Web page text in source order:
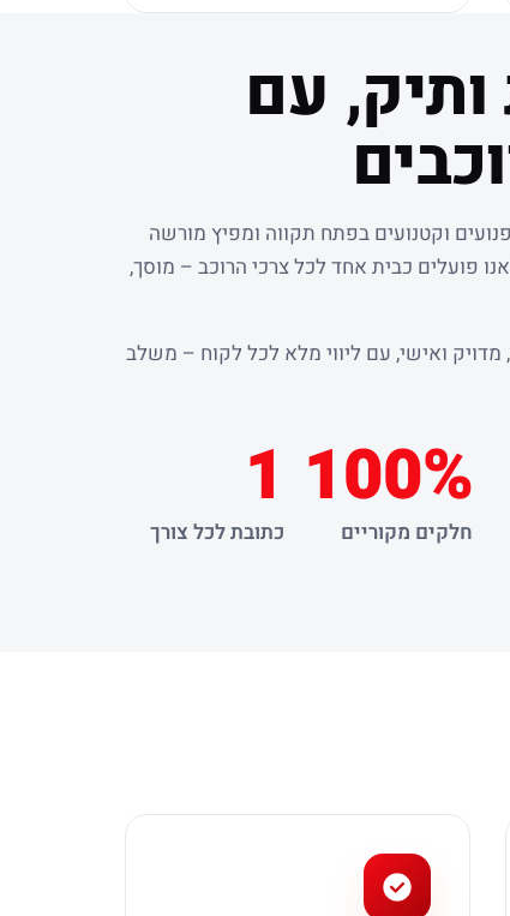
עם
וקטנועים בפתח תקווה ומפיץ מורשה
. מאז שנת 2000 אנו פועלים כבית אחד לכל צרכי הרוכב – מוסך,
מדויק ואישי, עם ליווי מלא לכל לקוח – משלב
100%
חלקים מקוריים
1
כתובת לכל צורך